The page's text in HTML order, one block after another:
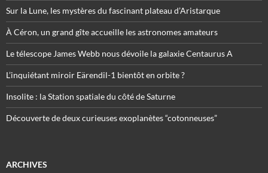
Sur la Lune, les mystères du fascinant plateau d’Aristarque
À Céron, un grand gîte accueille les astronomes amateurs
Le télescope James Webb nous dévoile la galaxie Centaurus A
L’inquiétant miroir Eärendil-1 bientôt en orbite ?
Insolite : la Station spatiale du côté de Saturne
Découverte de deux curieuses exoplanètes “cotonneuses”
ARCHIVES